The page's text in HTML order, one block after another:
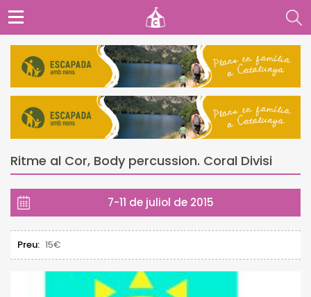
Ritme al Cor, Body percussion. Coral Divisi
7-11 de juliol de 2015
Preu: 15€